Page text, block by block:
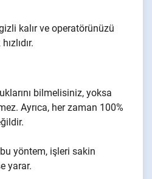
kalır ve operatörünüzü
bilmelisiniz, yoksa
Ayrıca, her zaman 100%
yöntem, işleri sakin
yarar.